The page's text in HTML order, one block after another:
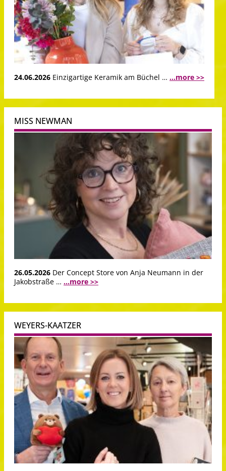
24.06.2026 Einzigartige Keramik am Büchel … ...more >>
MISS NEWMAN
26.05.2026 Der Concept Store von Anja Neumann in der
Jakobstraße … ...more >>
WEYERS-KAATZER